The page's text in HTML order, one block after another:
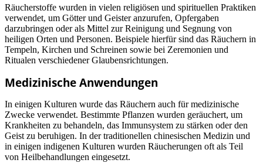
Räucherstoffe wurden in vielen religiösen und spirituellen Praktiken
verwendet, um Götter und Geister anzurufen, Opfergaben
darzubringen oder als Mittel zur Reinigung und Segnung von
heiligen Orten und Personen. Beispiele hierfür sind das Räuchern in
Tempeln, Kirchen und Schreinen sowie bei Zeremonien und
Ritualen verschiedener Glaubensrichtungen.
Medizinische Anwendungen
In einigen Kulturen wurde das Räuchern auch für medizinische
Zwecke verwendet. Bestimmte Pflanzen wurden geräuchert, um
Krankheiten zu behandeln, das Immunsystem zu stärken oder den
Geist zu beruhigen. In der traditionellen chinesischen Medizin und
in einigen indigenen Kulturen wurden Räucherungen oft als Teil
von Heilbehandlungen eingesetzt.